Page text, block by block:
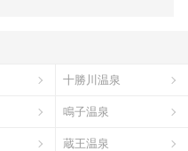
十勝川温泉
鳴子温泉
蔵王温泉